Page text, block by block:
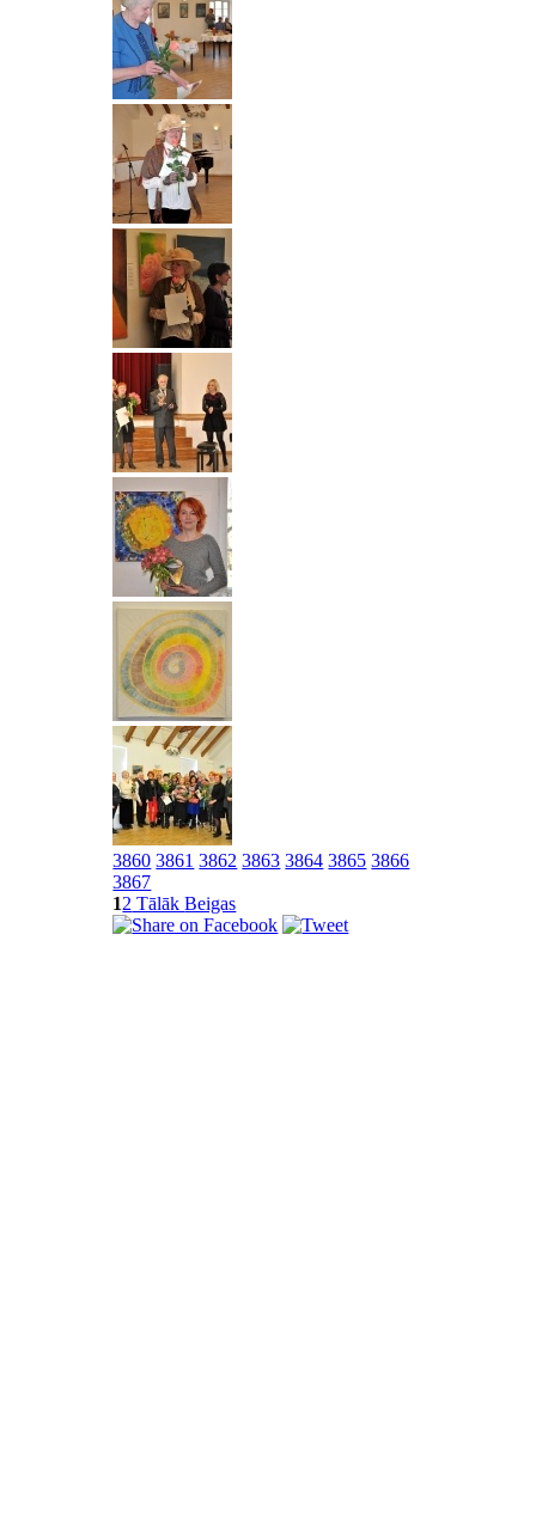
3860 3861 3862 3863 3864 3865 3866
3867
12 TālākBeigas